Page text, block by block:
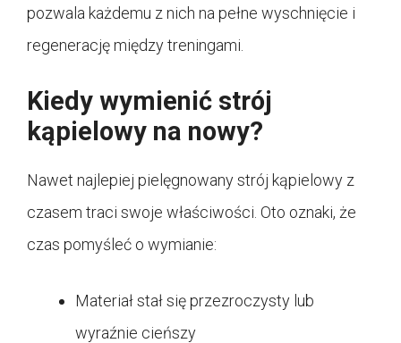
pozwala każdemu z nich na pełne wyschnięcie i
regenerację między treningami.
Kiedy wymienić strój
kąpielowy na nowy?
Nawet najlepiej pielęgnowany strój kąpielowy z
czasem traci swoje właściwości. Oto oznaki, że
czas pomyśleć o wymianie:
Materiał stał się przezroczysty lub
wyraźnie cieńszy